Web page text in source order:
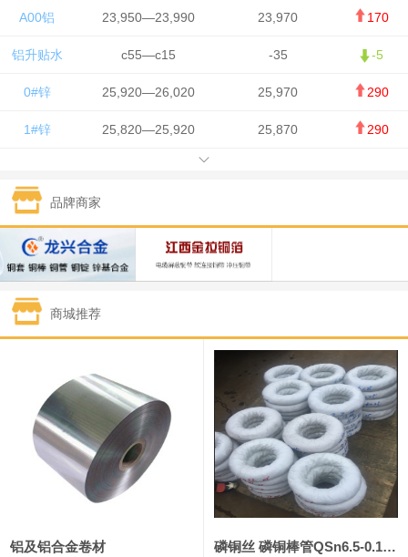
A00铝 23,950—23,990 23,970 170
铝升贴水 c55—c15 -35 -5
0#锌 25,920—26,020 25,970 290
1#锌 25,820—25,920 25,870 290
1#锡 434,000—436,000
1#镍 129,550—130,750
1#白银 15,100—15,110 15,105 -70
钯金
331,000 -10,000
89,000—95,000 92,000 1,000
2#锑 85,000—91,000 88,000 1,000
1#镁 17,000—18,000 17,500 0
18,900—19,100 19,000 100
1#电解锰(99.7%袋装) 18,000—18,200 18,100 100
品牌商家
商城推荐
铝及铝合金卷材 磷铜丝 磷铜棒管QSn6.5-0.1 7-0.2 8-0.3